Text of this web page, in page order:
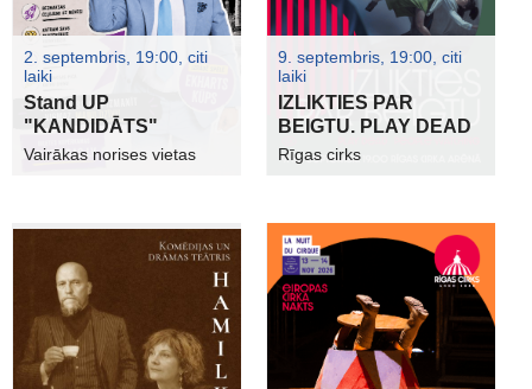
2. septembris, 19:00, citi
laiki
Stand UP
"KANDIDĀTS"
Vairākas norises vietas
9. septembris, 19:00, citi
laiki
IZLIKTIES PAR
BEIGTU. PLAY DEAD
Rīgas cirks